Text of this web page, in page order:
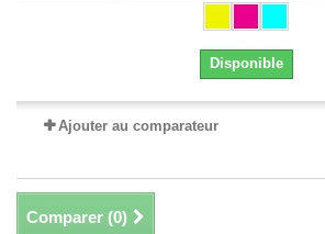
Disponible
Ajouter au comparateur
Comparer (0)